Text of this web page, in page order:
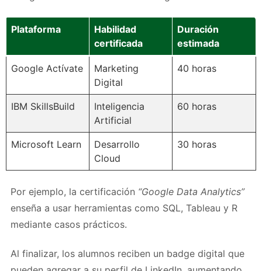
Plataforma
Habilidad
certificada
Duración
estimada
Google Actívate
Marketing
Digital
40 horas
IBM SkillsBuild
Inteligencia
Artificial
60 horas
Microsoft Learn
Desarrollo
Cloud
30 horas
Por ejemplo, la certificación “Google Data Analytics”
enseña a usar herramientas como SQL, Tableau y R
mediante casos prácticos.
Al finalizar, los alumnos reciben un badge digital que